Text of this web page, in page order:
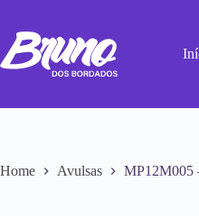
Home Avulsas MP12M005